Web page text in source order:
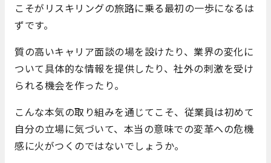
こそがリスキリングの旅路に乗る最初の一歩になるは
ずです。
質の高いキャリア面談の場を設けたり、業界の変化に
ついて具体的な情報を提供したり、社外の刺激を受け
られる機会を作ったり。
こんな本気の取り組みを通じてこそ、従業員は初めて
自分の立場に気づいて、本当の意味での変革への危機
感に火がつくのではないでしょうか。